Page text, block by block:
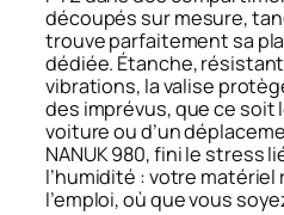
découpés sur mesure,
trouve parfaitement sa
dédiée. Étanche,
vibrations, la valise
des imprévus, que ce soit
voiture ou d’un
NANUK 980, fini le stress
l’humidité : votre
l’emploi, où que vous